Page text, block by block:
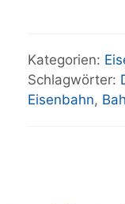
Kategorien:
Schlagwörter:
Eisenbahn,